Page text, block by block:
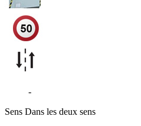
-
Sens Dans les deux sens